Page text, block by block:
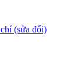
(sửa đổi)